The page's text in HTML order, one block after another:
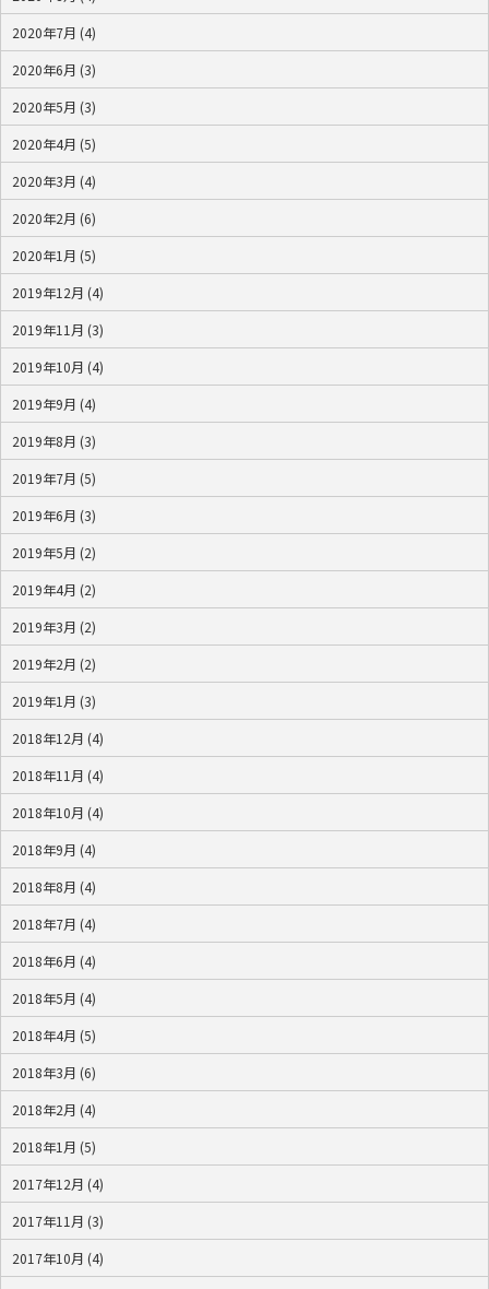
2020年7月 (4)
2020年6月 (3)
2020年5月 (3)
2020年4月 (5)
2020年3月 (4)
2020年2月 (6)
2020年1月 (5)
2019年12月 (4)
2019年11月 (3)
2019年10月 (4)
2019年9月 (4)
2019年8月 (3)
2019年7月 (5)
2019年6月 (3)
2019年5月 (2)
2019年4月 (2)
2019年3月 (2)
2019年2月 (2)
2019年1月 (3)
2018年12月 (4)
2018年11月 (4)
2018年10月 (4)
2018年9月 (4)
2018年8月 (4)
2018年7月 (4)
2018年6月 (4)
2018年5月 (4)
2018年4月 (5)
2018年3月 (6)
2018年2月 (4)
2018年1月 (5)
2017年12月 (4)
2017年11月 (3)
2017年10月 (4)